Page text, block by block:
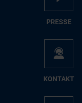
PRES­SE
KON­TAKT